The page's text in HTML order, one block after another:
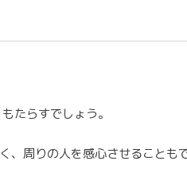
たらすでしょう。
、周りの人を感心させることも